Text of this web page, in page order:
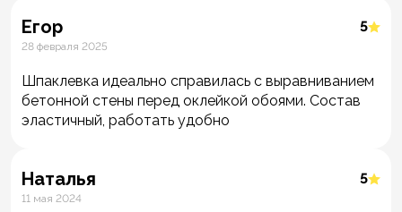
Егор 5
28 февраля 2025
Шпаклевка идеально справилась с выравниванием
бетонной стены перед оклейкой обоями. Состав
эластичный, работать удобно
Наталья 5
11 мая 2024